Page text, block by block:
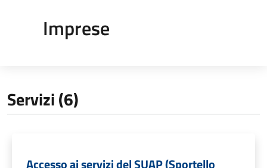
Imprese
Servizi (6)
Accesso ai servizi del SUAP (Sportello